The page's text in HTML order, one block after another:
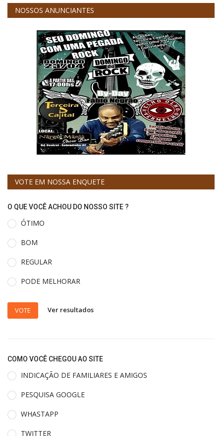
NOSSOS ANUNCIANTES
VOTE EM NOSSA ENQUETE
O QUE VOCÊ ACHOU DO NOSSO SITE ?
ÓTIMO
BOM
REGULAR
PODE MELHORAR
VOTE Ver resultados
COMO VOCÊ CHEGOU AO SITE
INDICAÇÃO DE FAMILIARES E AMIGOS
PESQUISA GOOGLE
WHASTAPP
TWITTER